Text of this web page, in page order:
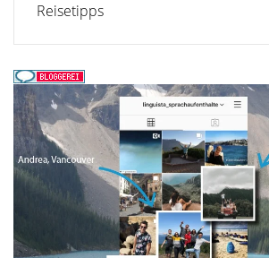
Reisetipps